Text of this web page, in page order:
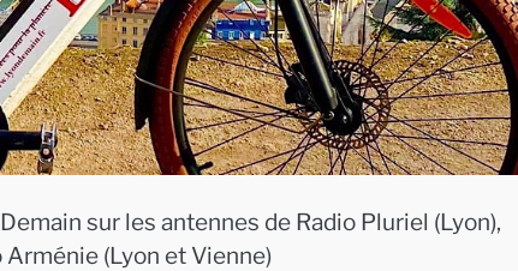
sur les antennes de Radio Pluriel (Lyon),
Arménie (Lyon et Vienne)